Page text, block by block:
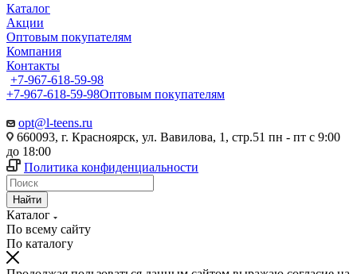
Каталог
Акции
Оптовым покупателям
Компания
Контакты
+7-967-618-59-98
+7-967-618-59-98Оптовым покупателям
opt@l-teens.ru
660093, г. Красноярск, ул. Вавилова, 1, стр.51 пн - пт с 9:00
до 18:00
Политика конфиденциальности
Найти
Каталог
По всему сайту
По каталогу